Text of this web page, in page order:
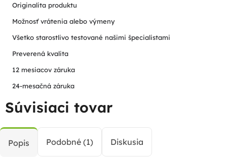
Originalita produktu
Možnosť vrátenia alebo výmeny
Všetko starostlivo testované našimi špecialistami
Preverená kvalita
12 mesiacov záruka
24-mesačná záruka
Súvisiaci tovar
Popis Podobné (1) Diskusia